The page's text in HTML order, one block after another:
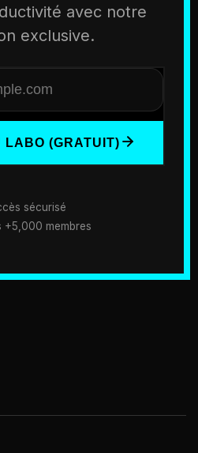
avec notre
exclusive.
LABO (GRATUIT)
sécurisé
+5,000 membres